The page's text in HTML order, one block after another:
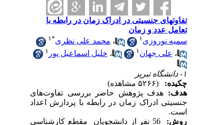
تفاوتهای جنسیتی در ادراک زمان در رابطه با
تعامل عدد و زمان
سمیه نوروزی۱ ،محمد علی نظری* ۱
،علی جهان ۱ ،خلیل اسماعیل پور
چکیده:
هدف:هدف پژوهش حاضر بررسی تفاوت‌های
جنسیتی ادراک زمان در رابطه با پردازش اعداد
است.
روش:
56 نفر از دانشجویان مقطع کارشناسی